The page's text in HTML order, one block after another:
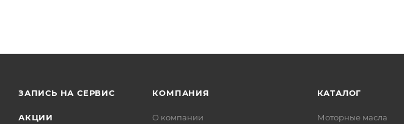
ЗАПИСЬ НА СЕРВИС
АКЦИИ
КОМПАНИЯ
О компании
КАТАЛОГ
Моторные масла